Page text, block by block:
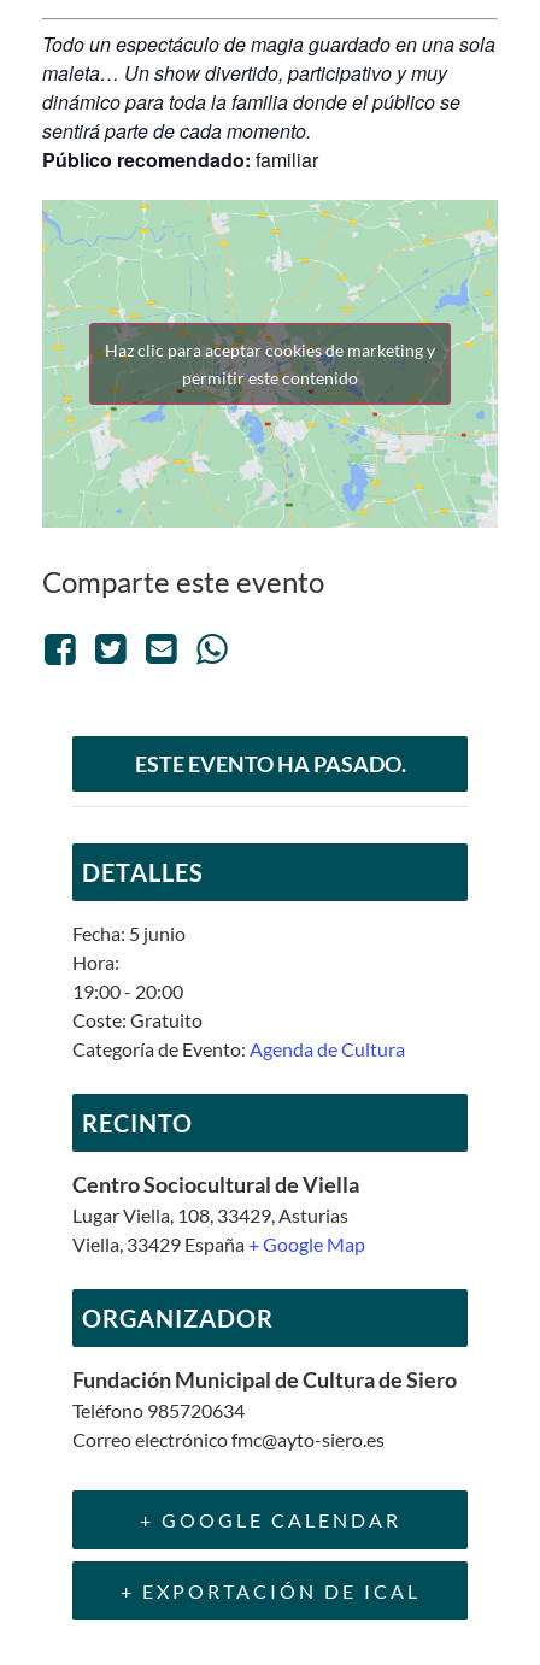
Todo un espectáculo de magia guardado en una sola
maleta… Un show divertido, participativo y muy
dinámico para toda la familia donde el público se
sentirá parte de cada momento.
Público recomendado: familiar
Haz clic para aceptar cookies de marketing y
permitir este contenido
Comparte este evento
ESTE EVENTO HA PASADO.
DETALLES
Fecha: 5 junio
Hora:
19:00 - 20:00
Coste: Gratuito
Categoría de Evento: Agenda de Cultura
RECINTO
Centro Sociocultural de Viella
Lugar Viella, 108, 33429, Asturias
Viella, 33429 España+ Google Map
ORGANIZADOR
Fundación Municipal de Cultura de Siero
Teléfono 985720634
Correo electrónicofmc@ayto-siero.es
+ GOOGLE CALENDAR
+ EXPORTACIÓN DE ICAL